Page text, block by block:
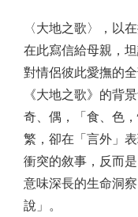
〈大地之歌〉，以
在此寫信給母親，
對情侶彼此愛撫的
《大地之歌》的背
奇、偶，「食、色
繁，卻在「言外」
衝突的敘事，反而
意味深長的生命洞
說」。